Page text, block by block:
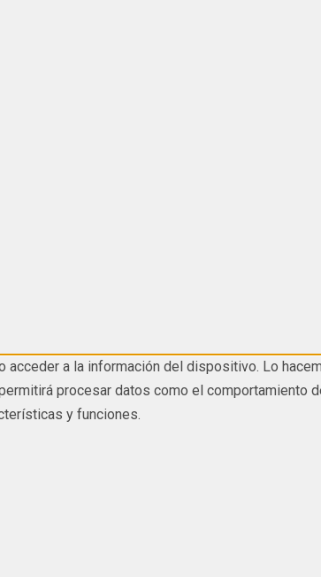
a la información del dispositivo. Lo
procesar datos como el comportamiento
y funciones.